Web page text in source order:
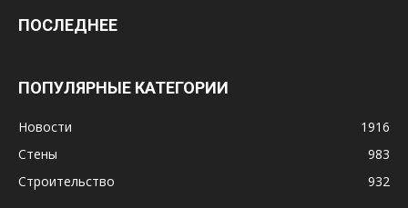
ПОСЛЕДНЕЕ
ПОПУЛЯРНЫЕ КАТЕГОРИИ
Новости
1916
Стены
983
Строительство
932